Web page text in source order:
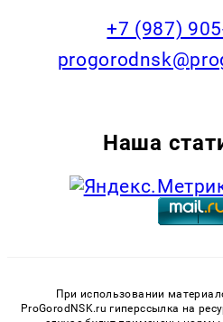
+7 (987)
Наша
При использовании
ProGorodNSK.ru гиперссылка на